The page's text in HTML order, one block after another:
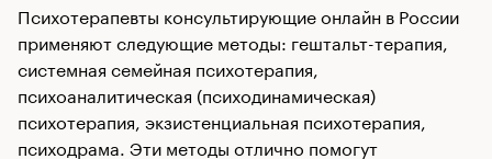
Психотерапевты консультирующие онлайн в России
применяют следующие методы: гештальт-терапия,
системная семейная психотерапия,
психоаналитическая (психодинамическая)
психотерапия, экзистенциальная психотерапия,
психодрама. Эти методы отлично помогут